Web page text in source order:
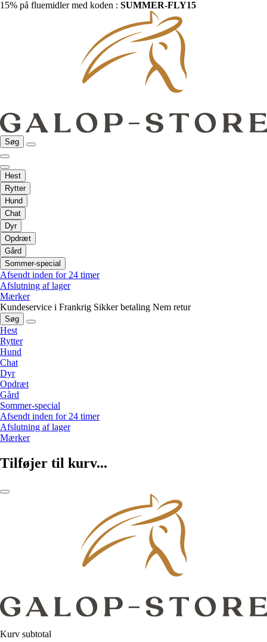
15% på fluemidler med koden : SUMMER-FLY15
Søg
Hest
Rytter
Hund
Chat
Dyr
Opdræt
Gård
Sommer-special
Afsendt inden for 24 timer
Afslutning af lager
Mærker
Kundeservice i Frankrig Sikker betaling Nem retur
Søg
Hest
Rytter
Hund
Chat
Dyr
Opdræt
Gård
Sommer-special
Afsendt inden for 24 timer
Afslutning af lager
Mærker
Tilføjer til kurv...
Kurv subtotal